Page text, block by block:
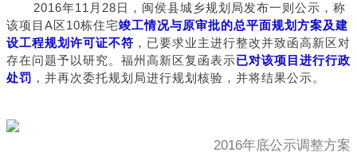
2016年11月28日，闽侯县城乡规划局发布一则公示，称
该项目A区10栋住宅竣工情况与原审批的总平面规划方案及建
设工程规划许可证不符 ，已要求业主进行整改并致函高新区对
存在问题予以研究。福州高新区复函表示已对该项目进行行政
处罚 ，并再次委托规划局进行规划核验，并将结果公示。
2016年底公示调整方案